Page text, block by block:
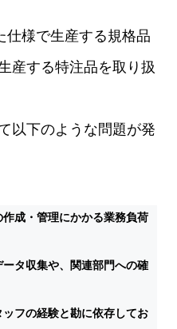
仕様で生産する規格品
産する特注品を取り扱
以下のような問題が発
成・管理にかかる業務負荷
タ収集や、関連部門への確
フの経験と勘に依存してお